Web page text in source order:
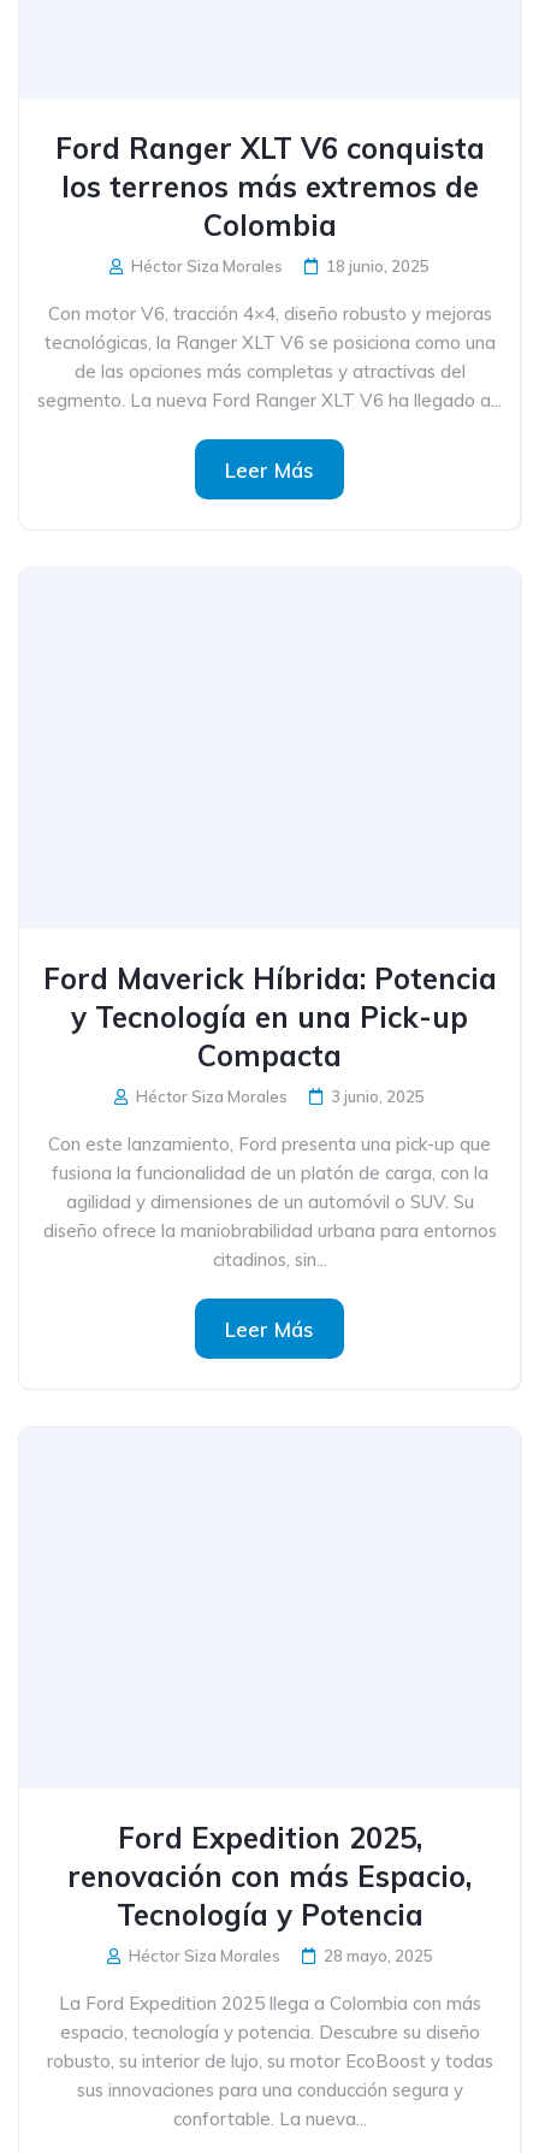
Ford Ranger XLT V6 conquista
los terrenos más extremos de
Colombia
Héctor Siza Morales 18 junio, 2025
Con motor V6, tracción 4×4, diseño robusto y mejoras
tecnológicas, la Ranger XLT V6 se posiciona como una
de las opciones más completas y atractivas del
segmento. La nueva Ford Ranger XLT V6 ha llegado a...
Leer Más
Ford Maverick Híbrida: Potencia
y Tecnología en una Pick-up
Compacta
Héctor Siza Morales 3 junio, 2025
Con este lanzamiento, Ford presenta una pick-up que
fusiona la funcionalidad de un platón de carga, con la
agilidad y dimensiones de un automóvil o SUV. Su
diseño ofrece la maniobrabilidad urbana para entornos
citadinos, sin...
Leer Más
Ford Expedition 2025,
renovación con más Espacio,
Tecnología y Potencia
Héctor Siza Morales 28 mayo, 2025
La Ford Expedition 2025 llega a Colombia con más
espacio, tecnología y potencia. Descubre su diseño
robusto, su interior de lujo, su motor EcoBoost y todas
sus innovaciones para una conducción segura y
confortable. La nueva...